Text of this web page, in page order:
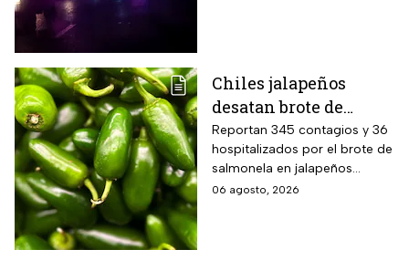
Chiles jalapeños
desatan brote de
salmonella en 27
estados de EUA
Reportan 345 contagios y 36
hospitalizados por el brote de
salmonela en jalapeños
exportados desde México
06 agosto, 2026